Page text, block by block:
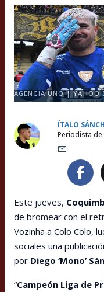
AGENCIA UNO | YAHOO
ÍTALO
Periodista de
Este jueves,
de bromear con el
Vozinha a Colo Colo,
sociales una
por Diego ‘Mono’
“Campeón Liga de